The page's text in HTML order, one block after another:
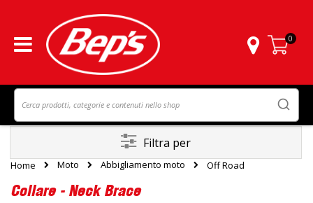
Carrello
0
Home Moto Abbigliamento moto Off Road
Collare - Neck Brace
Filtra per